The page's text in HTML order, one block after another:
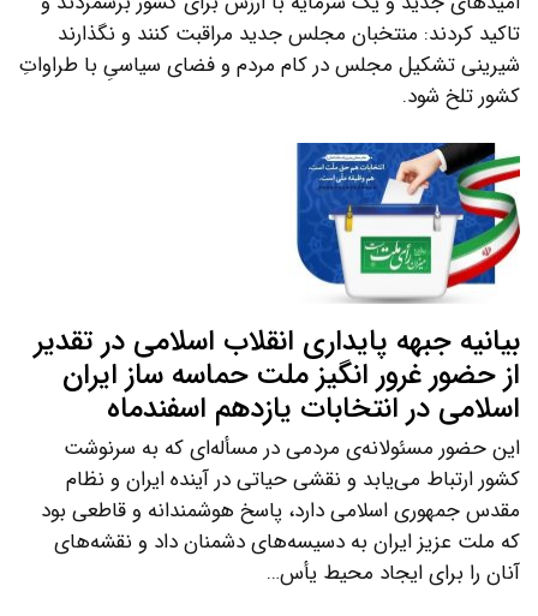
تاکید کردند: منتخبان مجلس جدید مراقبت کنند و نگذارند
شیرینی تشکیل مجلس در کام مردم و فضای سیاسیِ با طراواتِ
کشور تلخ شود.
بیانیه جبهه پایداری انقلاب اسلامی در تقدیر
از حضور غرور انگیز ملت حماسه ساز ایران
اسلامی در انتخابات یازدهم اسفندماه
این حضور مسئولانه‌ی مردمی در مسأله‌ای که به سرنوشت
کشور ارتباط می‌یابد و نقشی حیاتی در آینده ایران و نظام
مقدس جمهوری اسلامی دارد، پاسخ هوشمندانه و قاطعی بود
که ملت عزیز ایران به دسیسه‌های دشمنان داد و نقشه‌های
آنان را برای ایجاد محیط یأس…